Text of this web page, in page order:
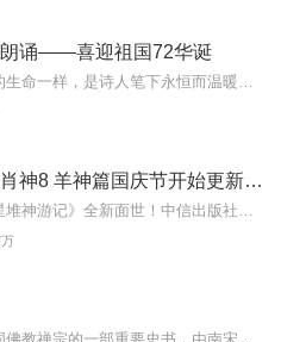
朗诵——喜迎祖国72华诞
小猪屏蓬十二生肖神8 羊神篇国庆节开始更新啦！